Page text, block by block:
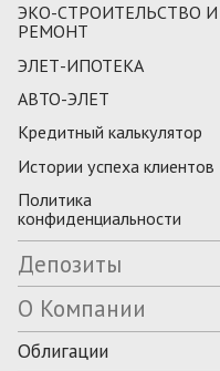
ЭКО-СТРОИТЕЛЬСТВО И
РЕМОНТ
ЭЛЕТ-ИПОТЕКА
АВТО-ЭЛЕТ
Кредитный калькулятор
Истории успеха клиентов
Политика
конфиденциальности
Депозиты
О Компании
Облигации